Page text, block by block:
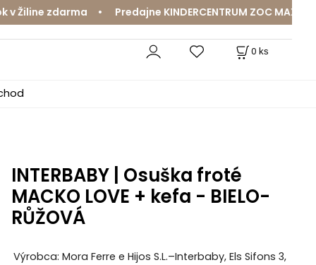
• Predajne KINDERCENTRUM ZOC MAX a
0 ks
INTERBABY | Osuška froté
MACKO LOVE + kefa - BIELO-
RŮŽOVÁ
Výrobca: Mora Ferre e Hijos S.L.–Interbaby, Els Sifons 3,